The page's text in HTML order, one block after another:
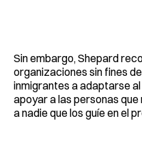
Sin embargo, Shepard
organizaciones sin fines
inmigrantes a adaptarse
apoyar a las personas que
a nadie que los guíe en el